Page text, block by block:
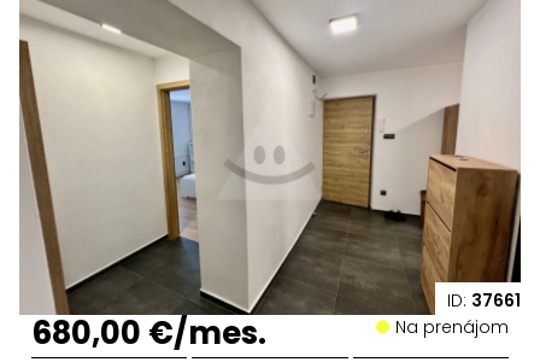
ID: 37661
680,00 €/mes. Na prenájom